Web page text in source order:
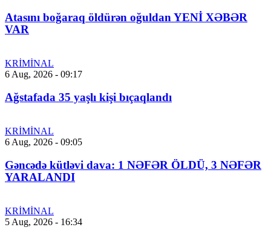
Atasını boğaraq öldürən oğuldan YENİ XƏBƏR
VAR
KRİMİNAL
6 Aug, 2026 - 09:17
Ağstafada 35 yaşlı kişi bıçaqlandı
KRİMİNAL
6 Aug, 2026 - 09:05
Gəncədə kütləvi dava: 1 NƏFƏR ÖLDÜ, 3 NƏFƏR
YARALANDI
KRİMİNAL
5 Aug, 2026 - 16:34